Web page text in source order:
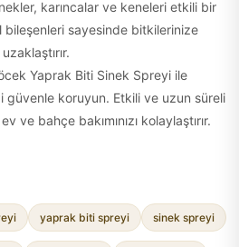
karıncalar ve keneleri etkili bir
sayesinde bitkilerinize
Yaprak Biti Sinek Spreyi ile
koruyun. Etkili ve uzun süreli
ve bahçe bakımınızı kolaylaştırır.
yaprak biti spreyi sinek spreyi